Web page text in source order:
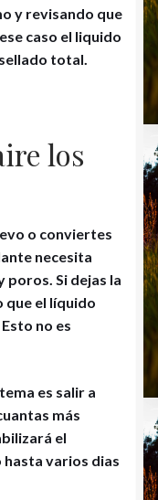
y revisando que
caso el liquido
total.
los
o conviertes
necesita
Si dejas la
que el líquido
Esto no es
es salir a
más
el
hasta varios dias